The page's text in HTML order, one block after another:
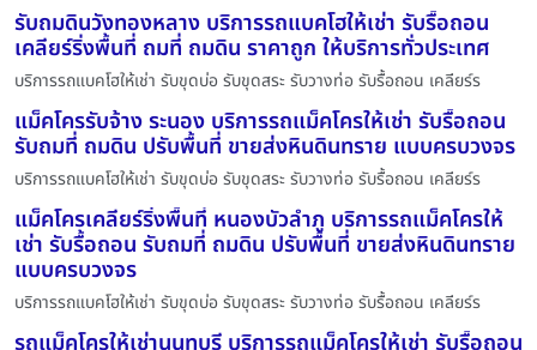
รับถมดินวังทองหลาง บริการรถแบคโฮให้เช่า รับรื้อถอน
เคลียร์ริ่งพื้นที่ ถมที่ ถมดิน ราคาถูก ให้บริการทั่วประเทศ
บริการรถแบคโฮให้เช่า รับขุดบ่อ รับขุดสระ รับวางท่อ รับรื้อถอน เคลียร์ร
แม็คโครรับจ้าง ระนอง บริการรถแม็คโครให้เช่า รับรื้อถอน
รับถมที่ ถมดิน ปรับพื้นที่ ขายส่งหินดินทราย แบบครบวงจร
บริการรถแบคโฮให้เช่า รับขุดบ่อ รับขุดสระ รับวางท่อ รับรื้อถอน เคลียร์ร
แม็คโครเคลียร์ริ่งพื้นที่ หนองบัวลำภู บริการรถแม็คโครให้
เช่า รับรื้อถอน รับถมที่ ถมดิน ปรับพื้นที่ ขายส่งหินดินทราย
แบบครบวงจร
บริการรถแบคโฮให้เช่า รับขุดบ่อ รับขุดสระ รับวางท่อ รับรื้อถอน เคลียร์ร
รถแม็คโครให้เช่านนทบุรี บริการรถแม็คโครให้เช่า รับรื้อถอน